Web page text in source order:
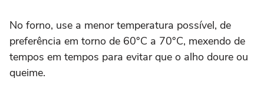
No forno, use a menor temperatura possível, de
preferência em torno de 60°C a 70°C, mexendo de
tempos em tempos para evitar que o alho doure ou
queime.